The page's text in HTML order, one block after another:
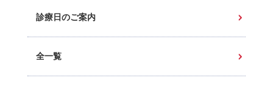
診療日のご案内
全一覧